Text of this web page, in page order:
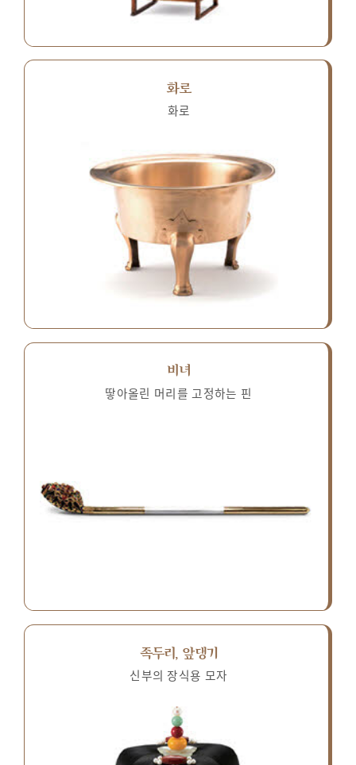
화로
화로
비녀
땋아올린 머리를 고정하는 핀
족두리, 앞댕기
신부의 장식용 모자